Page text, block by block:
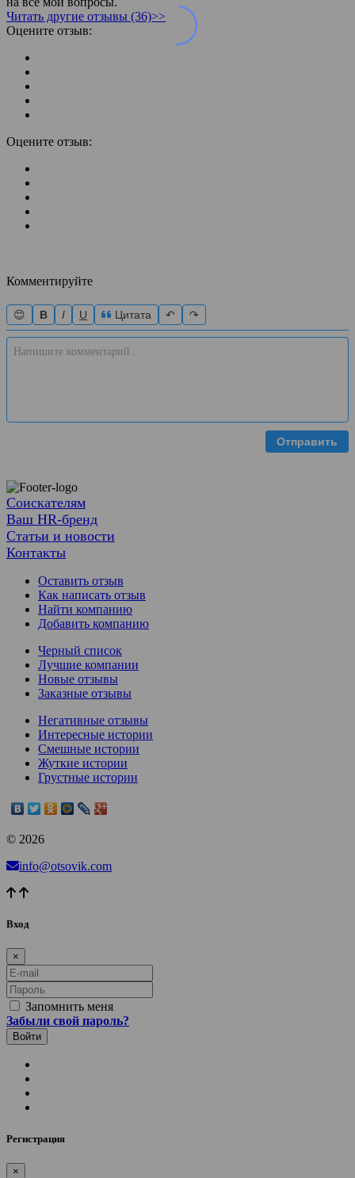
Читать другие отзывы (36)>>
Оцените отзыв:
Оцените отзыв:
Комментируйте
😊 B I U Цитата ↶ ↷
Отправить
Соискателям
Ваш HR-бренд
Статьи и новости
Контакты
Оставить отзыв
Как написать отзыв
Найти компанию
Добавить компанию
Черный список
Лучшие компании
Новые отзывы
Заказные отзывы
Негативные отзывы
Интересные истории
Смешные истории
Жуткие истории
Грустные истории
© 2026
info@otsovik.com
Вход
×
E-mail
Пароль
Запомнить меня
Забыли свой пароль?
Регистрация
×